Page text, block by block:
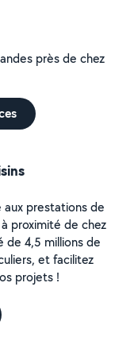
près de chez
prestations de
proximité de chez
de 4,5 millions de
et facilitez
projets !